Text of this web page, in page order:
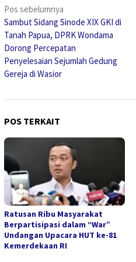
Navigasi
pos
Pos sebelumnya
Sambut Sidang Sinode XIX GKI di
Tanah Papua, DPRK Wondama
Dorong Percepatan
Penyelesaian Sejumlah Gedung
Gereja di Wasior
POS TERKAIT
Ratusan Ribu Masyarakat
Berpartisipasi dalam “War”
Undangan Upacara HUT ke-81
Kemerdekaan RI